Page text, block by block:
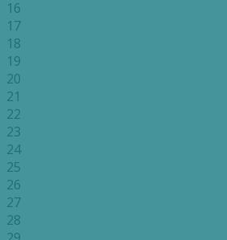
16
17
18
19
20
21
22
23
24
25
26
27
28